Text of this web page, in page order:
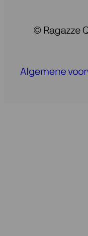
© Ragazze
Algemene